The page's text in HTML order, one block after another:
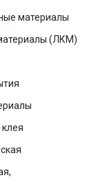
материалы
(ЛКМ)